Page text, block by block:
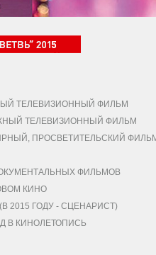
ТЕЛЕВИЗИОННЫЙ ФИЛЬМ
ТЕЛЕВИЗИОННЫЙ ФИЛЬМ
ПРОСВЕТИТЕЛЬСКИЙ
ФИЛЬМОВ
КИНО
ГОДУ - СЦЕНАРИСТ)
В КИНОЛЕТОПИСЬ